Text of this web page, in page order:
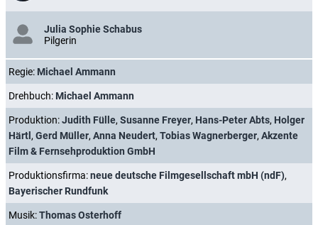
Julia Sophie Schabus
Pilgerin
Regie: Michael Ammann
Drehbuch: Michael Ammann
Produktion:Judith Fülle, Susanne Freyer, Hans-Peter Abts, Holger
Härtl , Gerd Müller, Anna Neudert, Tobias Wagnerberger, Akzente
Film & Fernsehproduktion GmbH
Produktionsfirma:neue deutsche Filmgesellschaft mbH (ndF),
Bayerischer Rundfunk
Musik:Thomas Osterhoff